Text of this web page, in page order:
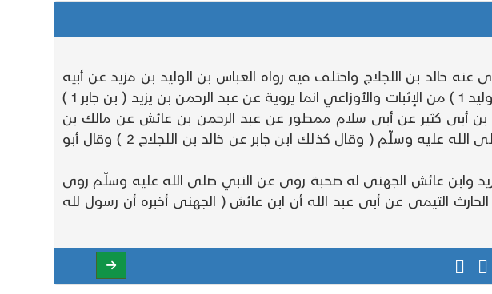
بن اللجلاج واختلف فيه رواه العباس بن الوليد بن مزيد عن أبيه
عن ابن جابر والأوزاعي عن خالد ابن اللجلاج قال سمعت عبدالرخمن بن عائش والعباس ( بن الوليد 1 ) من الإثبات والأوزاعي انما يروية عن عبد الرحمن بن يزيد ( بن جابر 1 )
بن أبى كثير عن أبى سلام ممطور عن عبد الرحمن بن عائش عن مالك بن
يخامر عن معاذ بن جبل وقال ابن جابر عن أبى سلام عن عبد الرحمن بن عائش عن النبي صلى الله عليه وسلّم ( وقال كذلك ابن جابر عن خالد بن اللجلاج 2 ) وقال أبو
وابن عائش الجهنى له صحبة روى عن النبي صلى الله عليه وسلّم روى
التيمى عن أبى عبد الله أن ابن عائش ( الجهنى أخبره أن رسول لله